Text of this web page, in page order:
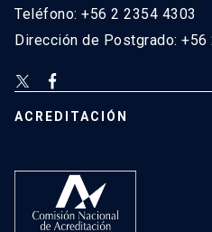
Teléfono: +56 2 2354 4303
Dirección de Postgrado: +56
ACREDITACIÓN